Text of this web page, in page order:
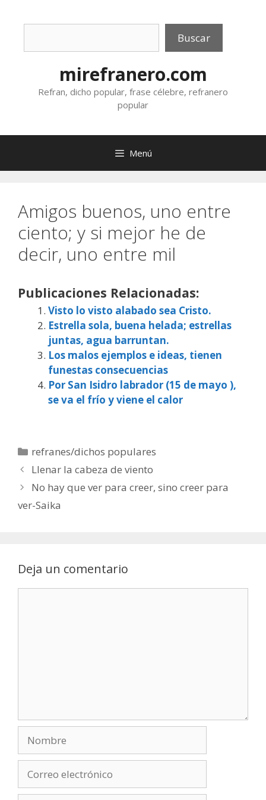
Buscar
mirefranero.com
Refran, dicho popular, frase célebre, refranero
popular
Menú
Amigos buenos, uno entre
ciento; y si mejor he de
decir, uno entre mil
Publicaciones Relacionadas:
Visto lo visto alabado sea Cristo.
Estrella sola, buena helada; estrellas
juntas, agua barruntan.
Los malos ejemplos e ideas, tienen
funestas consecuencias
Por San Isidro labrador (15 de mayo ),
se va el frío y viene el calor
Categorías
refranes/dichos populares
Llenar la cabeza de viento
No hay que ver para creer, sino creer para
ver-Saika
Deja un comentario
electrónico